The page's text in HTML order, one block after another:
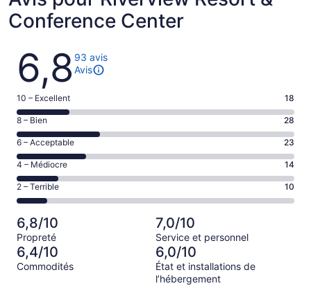
Conference Center
Avis
6,8 93 avis
Avis
Note
de 10
–
Excellent,
d’après
18 avis
sur 93.
10 – Excellent 18
Note
de 8
–
Bien,
d’après
28 avis
sur 93.
8 – Bien 28
Note
de 6
–
Acceptable,
d’après
sur 93.
6 – Acceptable 23
Note
de 4
–
Médiocre,
d’après
14 avis
sur 93.
4 – Médiocre 14
Note
de 2
–
Terrible,
d’après
10 avis
sur 93.
2 – Terrible 10
6,8/10
Propreté
7,0/10
Service et personnel
6,4/10
Commodités
6,0/10
État et installations de
l’hébergement